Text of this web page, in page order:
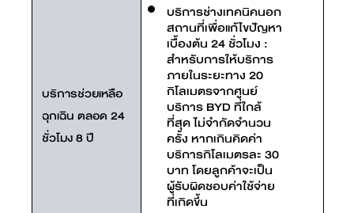
บริการช่วยเหลือ
ฉุกเฉิน ตลอด 24
ชั่วโมง 8 ปี
บริการช่างเทคนิคนอก
สถานที่เพื่อแก้ไขปัญหา
เบื้องต้น 24 ชั่วโมง :
สำหรับการให้บริการ
ภายในระยะทาง 20
กิโลเมตรจากศูนย์
บริการ BYD ที่ใกล้
ที่สุด ไม่จำกัดจำนวน
ครั้ง หากเกินคิดค่า
บริการกิโลเมตรละ 30
บาท โดยลูกค้าจะเป็น
ผู้รับผิดชอบค่าใช้จ่าย
ที่เกิดขึ้น